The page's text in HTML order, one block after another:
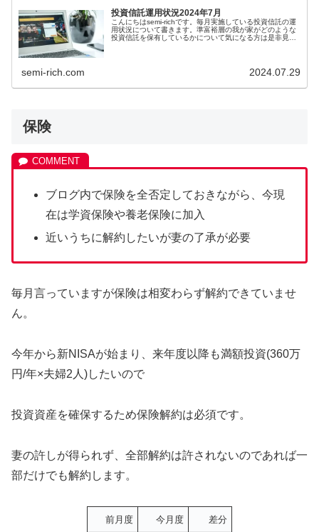
投資信託運用状況2024年7月
こんにちはsemi-richです。毎月実施している投資信託の運
用状況について書きます。準富裕層の我が家がどのような
投資信託を保有しているかについて気になる方は是非見て
semi-rich.com 2024.07.29
保険
ブログ内で保険を全否定しておきながら、今現
在は学資保険や養老保険に加入
近いうちに解約したいが妻の了承が必要
毎月言っていますが保険は相変わらず解約できていませ
ん。
今年から新NISAが始まり、来年度以降も満額投資(360万
円/年×夫婦2人)したいので
投資資産を確保するため保険解約は必須です。
妻の許しが得られず、全部解約は許されないのであれば一
部だけでも解約します。
前月度 今月度 差分